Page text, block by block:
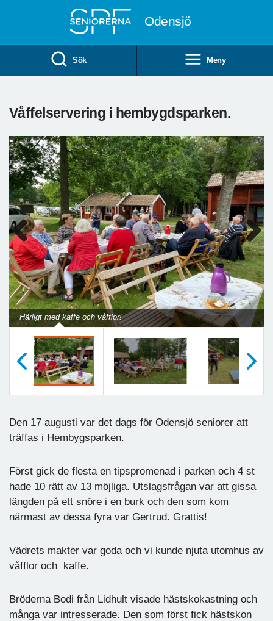
Odensjö
Sök Meny
Våffelservering i hembygdsparken.
Härligt med kaffe och våfflor!
Previous Next
Den 17 augusti var det dags för Odensjö seniorer att
träffas i Hembygsparken.
Först gick de flesta en tipspromenad i parken och 4 st
hade 10 rätt av 13 möjliga. Utslagsfrågan var att gissa
längden på ett snöre i en burk och den som kom
närmast av dessa fyra var Gertrud. Grattis!
Vädrets makter var goda och vi kunde njuta utomhus av
våfflor och kaffe.
Bröderna Bodi från Lidhult visade hästskokastning och
många var intresserade. Den som först fick hästskon